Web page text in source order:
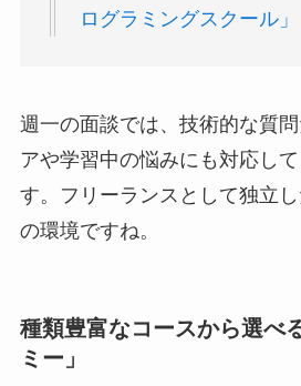
ログラミングスクール」
週一の面談では、技術的な質
アや学習中の悩みにも対応し
す。フリーランスとして独立
の環境ですね。
種類豊富なコースから選べ
ミー」